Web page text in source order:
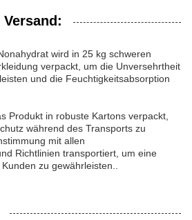
wird in 25 kg schweren
verpackt, um die Unversehrtheit
und die Feuchtigkeitsabsorption
Produkt in robuste Kartons verpackt,
während des Transports zu
mit allen
Richtlinien transportiert, um eine
zu gewährleisten..